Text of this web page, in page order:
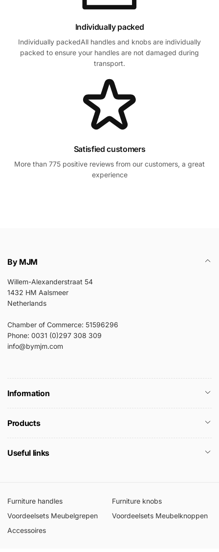
Individually packed
Individually packedAll handles and knobs are individually
packed to ensure your handles are not damaged during
transport.
Satisfied customers
More than 775 positive reviews from our customers, a great
experience
By MJM
Willem-Alexanderstraat 54
1432 HM Aalsmeer
Netherlands
Chamber of Commerce: 51596296
Phone: 0031 (0)297 308 309
info@bymjm.com
Information
Products
Useful links
Furniture handles
Furniture knobs
Voordeelsets Meubelgrepen
Voordeelsets Meubelknoppen
Accessoires